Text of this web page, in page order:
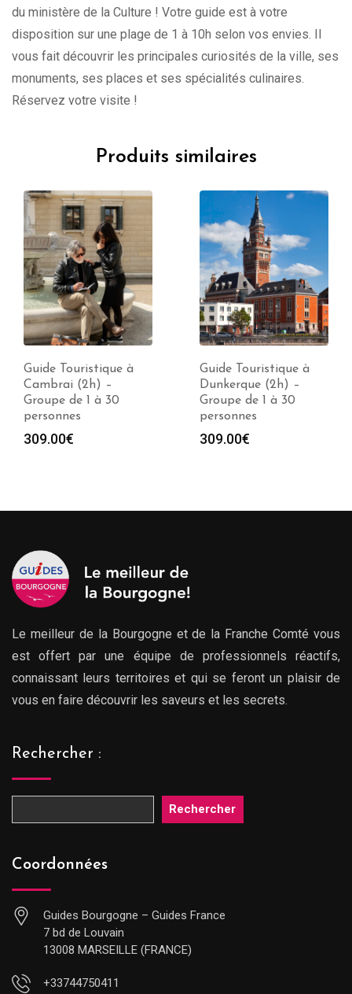
du ministère de la Culture ! Votre guide est à votre
disposition sur une plage de 1 à 10h selon vos envies. Il
vous fait découvrir les principales curiosités de la ville, ses
monuments, ses places et ses spécialités culinaires.
Réservez votre visite !
Produits similaires
Guide Touristique à
Cambrai (2h) –
Groupe de 1 à 30
personnes
309.00€
Guide Touristique à
Dunkerque (2h) –
Groupe de 1 à 30
personnes
309.00€
Le meilleur de la Bourgogne et de la Franche Comté vous
est offert par une équipe de professionnels réactifs,
connaissant leurs territoires et qui se feront un plaisir de
vous en faire découvrir les saveurs et les secrets.
Rechercher :
Rechercher
Coordonnées
Guides Bourgogne – Guides France
7 bd de Louvain
13008 MARSEILLE (FRANCE)
+33744750411